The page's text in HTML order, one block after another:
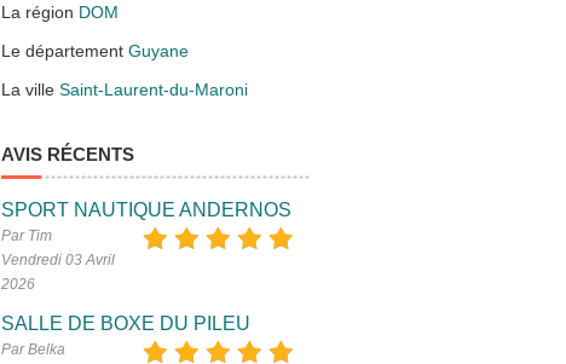
La région DOM
Le département Guyane
La ville Saint-Laurent-du-Maroni
AVIS RÉCENTS
SPORT NAUTIQUE ANDERNOS
Par Tim
Vendredi 03 Avril
2026
SALLE DE BOXE DU PILEU
Par Belka